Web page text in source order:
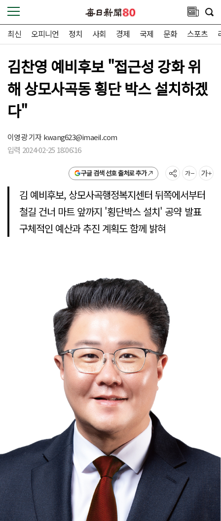
최신 오피니언 정치 사회 경제 국제 문화 스포츠
김찬영 예비후보 "접근성 강화 위
해 상모사곡동 횡단 박스 설치하겠
다"
이영광 기자kwang623@imaeil.com
입력 2024-02-25 18:06:16
구글 검색 선호 출처로 추가
김 예비후보, 상모사곡행정복지센터 뒤쪽에서부터
철길 건너 마트 앞까지 '횡단박스 설치' 공약 발표
구체적인 예산과 추진 계획도 함께 밝혀